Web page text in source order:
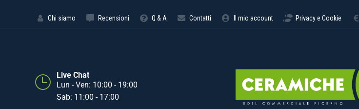
Chi siamo Recensioni Q & A Contatti Il mio account Privacy e Cookie
Live Chat
Lun - Ven: 10:00 - 19:00
Sab: 11:00 - 17:00
HOME PAVIMENTI E RIVESTIMENTI ARREDO BAGNO CUCINA